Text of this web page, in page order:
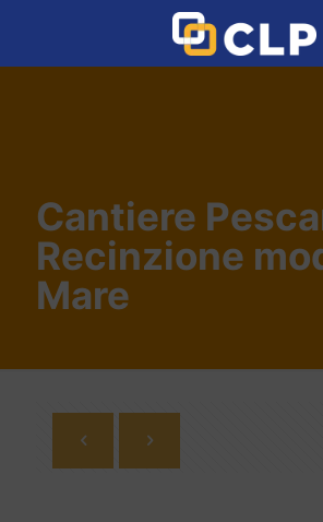
Cantiere
Recinzione
Mare